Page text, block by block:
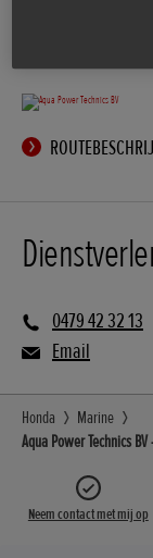
0479 42 32 13
Email
Honda
Marine
Aqua Power Technics
Neem contact met mij op